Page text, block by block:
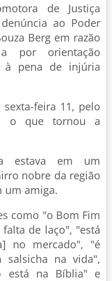
de Justiça
ao Poder
Berg em razão
por orientação
à pena de injúria
feira 11, pelo
o que tornou a
estava em um
nobre da região
um amiga.
como "o Bom Fim
de laço", "está
no mercado", "é
na vida",
está na Bíblia" e